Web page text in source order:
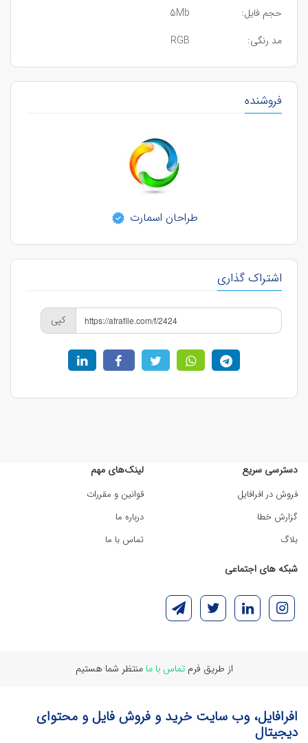
حجم فایل:
5Mb
مد رنگی:
RGB
فروشنده
طراحان اسمارت
اشتراک گذاری
کپی
دسترسی سریع
فروش در افرافایل
گزارش خطا
بلاگ
لینک‌های مهم
قوانین و مقررات
درباره ما
تماس با ما
شبکه های اجتماعی
از طریق فرمتماس با ما منتظر شما هستیم
افرافایل، وب سایت خرید و فروش فایل و محتوای
دیجیتال